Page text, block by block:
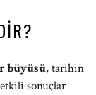
büyüsü, tarihin
sonuçlar